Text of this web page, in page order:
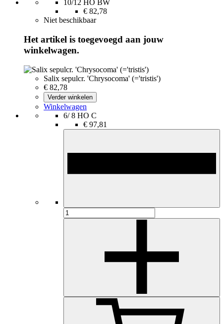
10/12 HO BW
€ 82,78
Niet beschikbaar
Het artikel is toegevoegd aan jouw
winkelwagen.
Salix sepulcr. 'Chrysocoma' (='tristis')
€ 82,78
Verder winkelen
Winkelwagen
6/ 8 HO C
€ 97,81